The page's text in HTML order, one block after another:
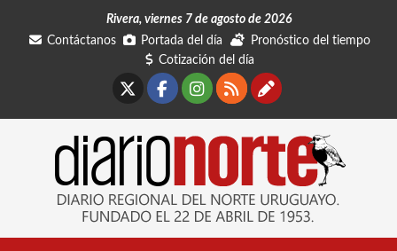
Rivera, viernes 7 de agosto de 2026
Contáctanos
Portada del día
Pronóstico del tiempo
Cotización del día
Facebook
Instagram
RSSContáctanos